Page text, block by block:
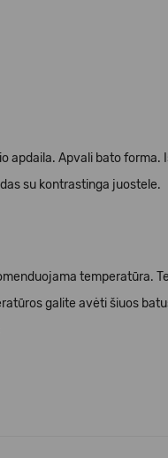
apdaila. Apvali bato
su kontrastinga juostele.
temperatūra.
galite avėti šiuos